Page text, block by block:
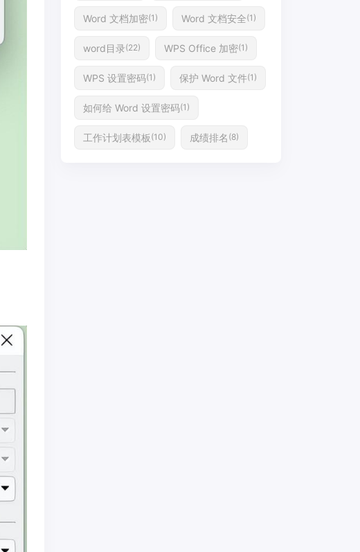
Word 文档加密(1) Word 文档安全(1)
word目录(22) WPS Office 加密(1)
WPS 设置密码(1) 保护 Word 文件(1)
如何给 Word 设置密码(1)
工作计划表模板 (10) 成绩排名 (8)